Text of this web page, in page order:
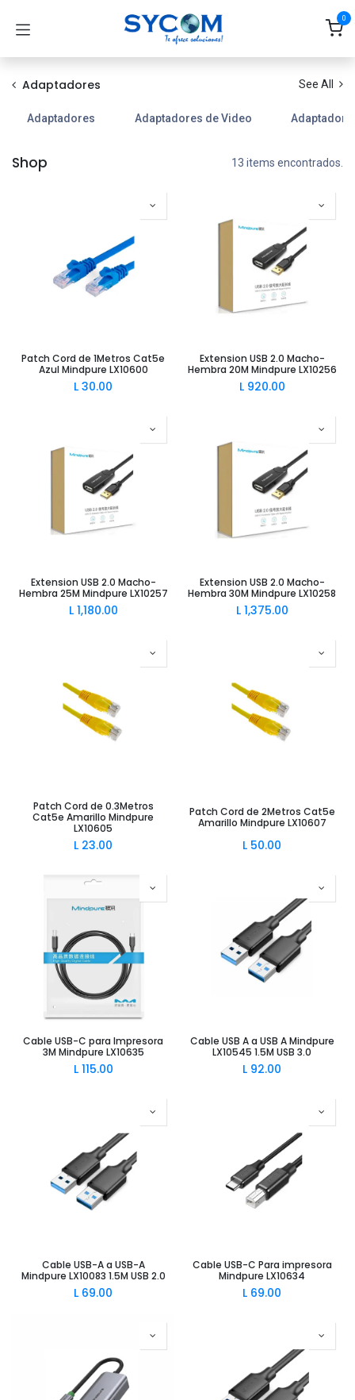
0
Adaptadores See All
Adaptadores Adaptadores de Video
Shop 13 items encontrados.
Patch Cord de 1Metros Cat5e
Azul Mindpure LX10600
L 30.00
Extension USB 2.0 Macho-
Hembra 20M Mindpure LX10256
L 920.00
Extension USB 2.0 Macho-
Hembra 25M Mindpure LX10257
L 1,180.00
Extension USB 2.0 Macho-
Hembra 30M Mindpure LX10258
L 1,375.00
Patch Cord de 0.3Metros
Cat5e Amarillo Mindpure
LX10605
L 23.00
Patch Cord de 2Metros Cat5e
Amarillo Mindpure LX10607
L 50.00
Cable USB-C para Impresora
3M Mindpure LX10635
L 115.00
Cable USB A a USB A Mindpure
LX10545 1.5M USB 3.0
L 92.00
Cable USB-A a USB-A
Mindpure LX10083 1.5M USB 2.0
L 69.00
Cable USB-C Para impresora
Mindpure LX10634
L 69.00